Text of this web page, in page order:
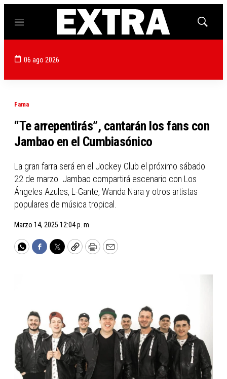
Menú
Mostrar
06 ago 2026
Fama
“Te arrepentirás”, cantarán los fans con
Jambao en el Cumbiasónico
La gran farra será en el Jockey Club el próximo sábado
22 de marzo. Jambao compartirá escenario con Los
Ángeles Azules, L-Gante, Wanda Nara y otros artistas
populares de música tropical.
Marzo 14, 2025 12:04 p. m.
WhatsApp
Facebook
TwitterCopyPrintEmail